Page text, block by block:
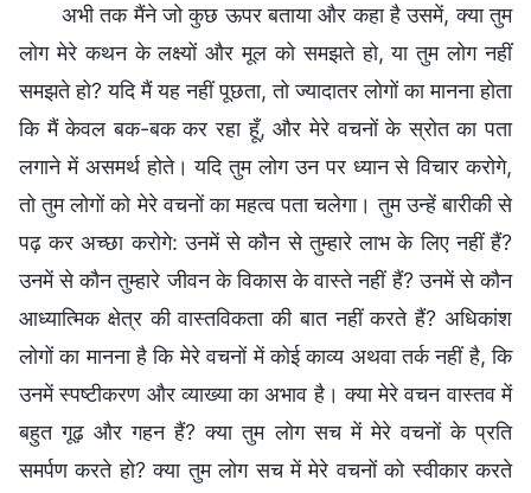
अभी तक मैंने जो कुछ ऊपर बताया और कहा है उसमें, क्या तुम
लोग मेरे कथन के लक्ष्यों और मूल को समझते हो, या तुम लोग नहीं
समझते हो? यदि मैं यह नहीं पूछता, तो ज्यादातर लोगों का मानना होता
कि मैं केवल बक-बक कर रहा हूँ, और मेरे वचनों के स्रोत का पता
लगाने में असमर्थ होते। यदि तुम लोग उन पर ध्यान से विचार करोगे,
तो तुम लोगों को मेरे वचनों का महत्व पता चलेगा। तुम उन्हें बारीकी से
पढ़ कर अच्छा करोगे: उनमें से कौन से तुम्हारे लाभ के लिए नहीं हैं?
उनमें से कौन तुम्हारे जीवन के विकास के वास्ते नहीं हैं? उनमें से कौन
आध्यात्मिक क्षेत्र की वास्तविकता की बात नहीं करते हैं? अधिकांश
लोगों का मानना है कि मेरे वचनों में कोई काव्य अथवा तर्क नहीं है, कि
उनमें स्पष्टीकरण और व्याख्या का अभाव है। क्या मेरे वचन वास्तव में
बहुत गूढ़ और गहन हैं? क्या तुम लोग सच में मेरे वचनों के प्रति
समर्पण करते हो? क्या तुम लोग सच में मेरे वचनों को स्वीकार करते